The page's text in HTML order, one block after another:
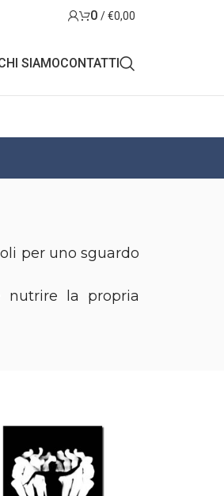
0 /€0,00
SIAMOCONTATTI
per uno sguardo
nutrire la propria